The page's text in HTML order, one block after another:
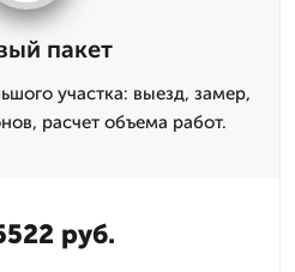
пакет
участка: выезд, замер,
расчет объема работ.
руб.